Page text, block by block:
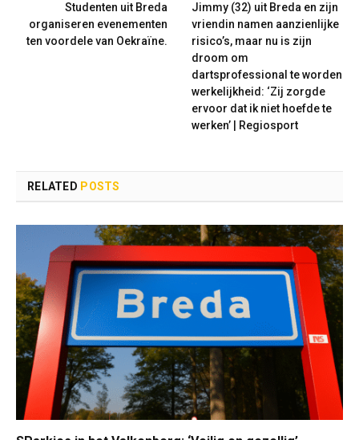
Studenten uit Breda
organiseren evenementen
ten voordele van Oekraïne.
Jimmy (32) uit Breda en zijn
vriendin namen aanzienlijke
risico’s, maar nu is zijn
droom om
dartsprofessional te worden
werkelijkheid: ‘Zij zorgde
ervoor dat ik niet hoefde te
werken’ | Regiosport
RELATED POSTS